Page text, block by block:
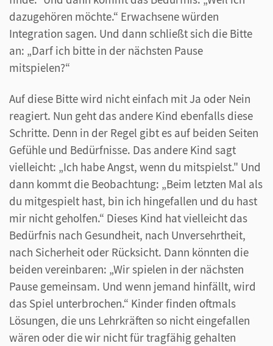
dazugehören möchte.“ Erwachsene würden
Integration sagen. Und dann schließt sich die Bitte
an: „Darf ich bitte in der nächsten Pause
mitspielen?“
Auf diese Bitte wird nicht einfach mit Ja oder Nein
reagiert. Nun geht das andere Kind ebenfalls diese
Schritte. Denn in der Regel gibt es auf beiden Seiten
Gefühle und Bedürfnisse. Das andere Kind sagt
vielleicht: „Ich habe Angst, wenn du mitspielst." Und
dann kommt die Beobachtung: „Beim letzten Mal als
du mitgespielt hast, bin ich hingefallen und du hast
mir nicht geholfen.“ Dieses Kind hat vielleicht das
Bedürfnis nach Gesundheit, nach Unversehrtheit,
nach Sicherheit oder Rücksicht. Dann könnten die
beiden vereinbaren: „Wir spielen in der nächsten
Pause gemeinsam. Und wenn jemand hinfällt, wird
das Spiel unterbrochen.“ Kinder finden oftmals
Lösungen, die uns Lehrkräften so nicht eingefallen
wären oder die wir nicht für tragfähig gehalten